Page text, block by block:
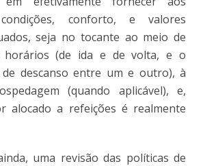
conforto, e valores
seja no tocante ao meio de
horários (de ida e de volta, e o
descanso entre um e outro), à
(quando aplicável), e,
alocado a refeições é realmente
uma revisão das políticas de